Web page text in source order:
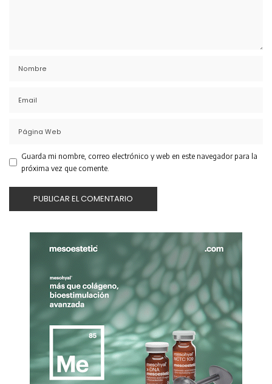
Guarda mi nombre, correo electrónico y web en este navegador para la
próxima vez que comente.